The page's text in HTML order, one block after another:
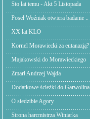
Sto lat temu - Akt 5 Listopada
Poseł Woźniak otwiera badanie ..
XX lat KLO
Kornel Morawiecki za eutanazją?
Majakowski do Morawieckiego
Zmarł Andrzej Wajda
Dodatkowe ścieżki do Garwolina
O siedzibie Agory
Strona harcmistrza Winiarka